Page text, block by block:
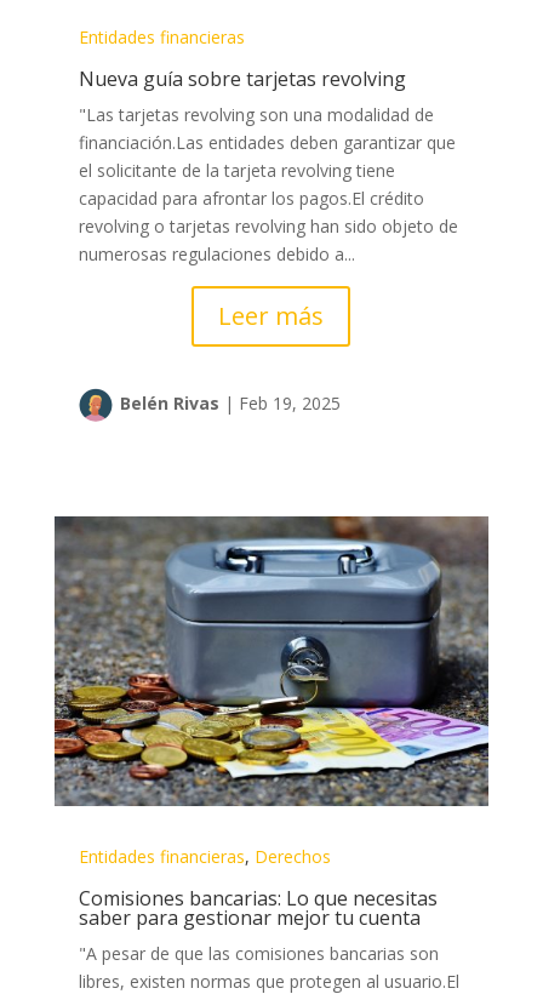
Entidades financieras
Nueva guía sobre tarjetas revolving
"Las tarjetas revolving son una modalidad de
financiación.Las entidades deben garantizar que
el solicitante de la tarjeta revolving tiene
capacidad para afrontar los pagos.​El crédito
revolving o tarjetas revolving han sido objeto de
numerosas regulaciones debido a...
Leer más
Belén Rivas | Feb 19, 2025
Entidades financieras, Derechos
Comisiones bancarias: Lo que necesitas
saber para gestionar mejor tu cuenta
"A pesar de que las comisiones bancarias son
libres, existen normas que protegen al usuario.El